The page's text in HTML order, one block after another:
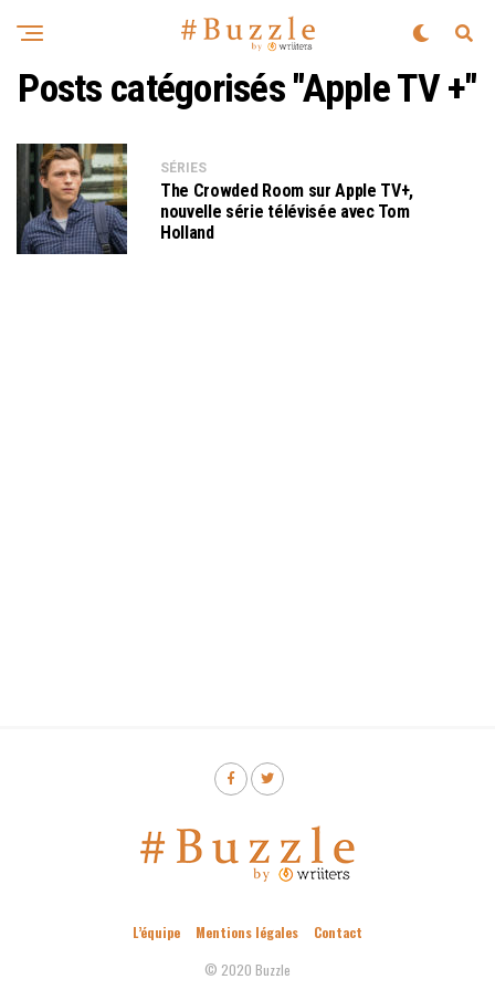
Posts catégorisés "Apple TV +"
SÉRIES
The Crowded Room sur Apple TV+,
nouvelle série télévisée avec Tom
Holland
L’équipe Mentions légales
Contact
© 2020 Buzzle